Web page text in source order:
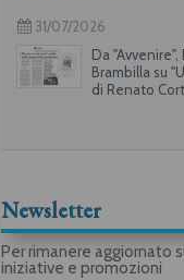
31/07/2026
Da "Avvenire",
Brambilla su
di Renato
Newsletter
Per rimanere aggiornato
iniziative e promozioni